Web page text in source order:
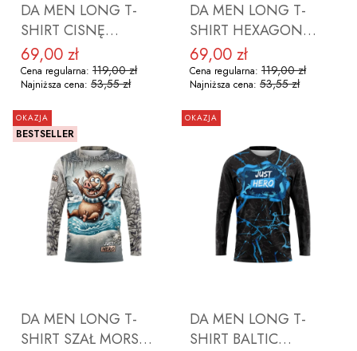
DA MEN LONG T-
SHIRT CISNĘ
Cena promocyjna
69,00 zł
Cena regularna: 119,00 zł
Najniższa cena: 53,55 zł
DO KOSZYKA
DA MEN LONG T-
SHIRT HEXAGON
Cena promocyjna
69,00 zł
Cena regularna: 119,00 zł
Najniższa cena: 53,55 zł
DO KOSZYKA
OKAZJA
BESTSELLER
DA MEN LONG T-
SHIRT SZAŁ MORS
OKAZJA
DA MEN LONG T-
SHIRT BALTIC